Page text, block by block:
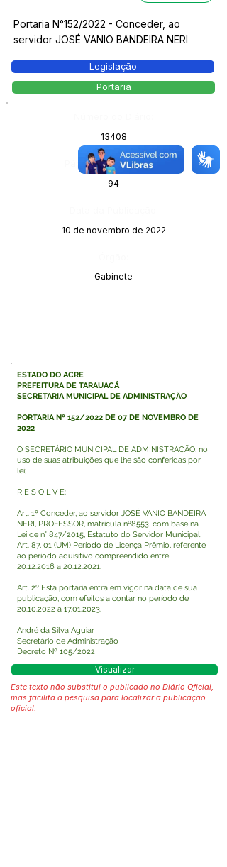
Portaria N°152/2022 - Conceder, ao
servidor JOSÉ VANIO BANDEIRA NERI
Legislação
Portaria
13408
Página da Publicação:
94
10 de novembro de 2022
Gabinete
ESTADO DO ACRE
PREFEITURA DE TARAUACÁ
SECRETARIA MUNICIPAL DE ADMINISTRAÇÃO
PORTARIA Nº 152/2022 DE 07 DE NOVEMBRO DE
2022
O SECRETÁRIO MUNICIPAL DE ADMINISTRAÇÃO, no
uso de suas atribuições que lhe são conferidas por
lei;
R E S O L V E:
Art. 1º Conceder, ao servidor JOSÉ VANIO BANDEIRA
NERI, PROFESSOR, matricula nº8553, com base na
Lei de n° 847/2015, Estatuto do Servidor Municipal,
Art. 87, 01 (UM) Período de Licença Prêmio, referente
ao período aquisitivo compreendido entre
20.12.2016 a 20.12.2021.
Art. 2º Esta portaria entra em vigor na data de sua
publicação, com efeitos a contar no período de
20.10.2022 a 17.01.2023.
André da Silva Aguiar
Secretário de Administração
Decreto Nº 105/2022
Visualizar
Este texto não substitui o publicado no Diário Oficial,
mas facilita a pesquisa para localizar a publicação
oficial.